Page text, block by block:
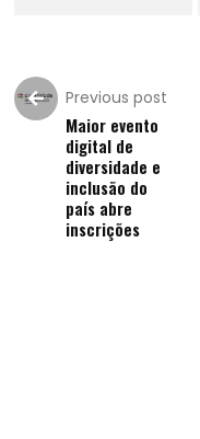
Previous post
Maior evento
digital de
diversidade e
inclusão do
país abre
inscrições